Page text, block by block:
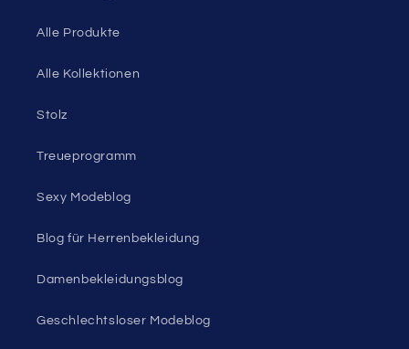
Alle Produkte
Alle Kollektionen
Stolz
Treueprogramm
Sexy Modeblog
Blog für Herrenbekleidung
Damenbekleidungsblog
Geschlechtsloser Modeblog